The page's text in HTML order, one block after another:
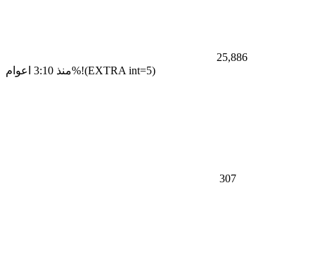
25,886
منذ 3:10 اعوام%!(EXTRA int=5)
307